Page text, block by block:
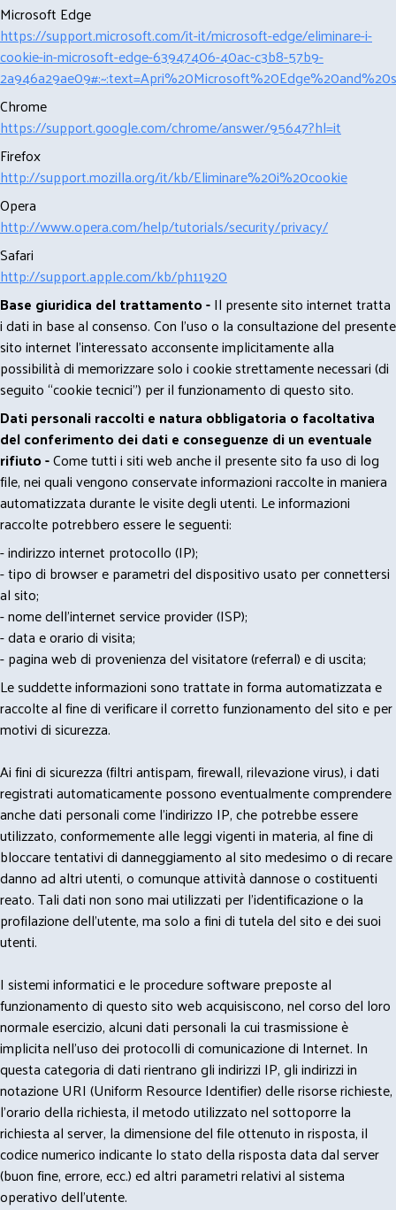
Microsoft Edge
https://support.microsoft.com/it-it/microsoft-edge/eliminare-i-
cookie-in-microsoft-edge-63947406-40ac-c3b8-57b9-
Chrome
https://support.google.com/chrome/answer/95647?hl=it
Firefox
http://support.mozilla.org/it/kb/Eliminare%20i%20cookie
Opera
http://www.opera.com/help/tutorials/security/privacy/
Safari
http://support.apple.com/kb/ph11920
Base giuridica del trattamento -Il presente sito internet tratta
i dati in base al consenso. Con l'uso o la consultazione del presente
sito internet l’interessato acconsente implicitamente alla
possibilità di memorizzare solo i cookie strettamente necessari (di
seguito “cookie tecnici”) per il funzionamento di questo sito.
Dati personali raccolti e natura obbligatoria o facoltativa
del conferimento dei dati e conseguenze di un eventuale
rifiuto -Come tutti i siti web anche il presente sito fa uso di log
file, nei quali vengono conservate informazioni raccolte in maniera
automatizzata durante le visite degli utenti. Le informazioni
raccolte potrebbero essere le seguenti:
- indirizzo internet protocollo (IP);
- tipo di browser e parametri del dispositivo usato per connettersi
al sito;
- nome dell'internet service provider (ISP);
- data e orario di visita;
- pagina web di provenienza del visitatore (referral) e di uscita;
Le suddette informazioni sono trattate in forma automatizzata e
raccolte al fine di verificare il corretto funzionamento del sito e per
motivi di sicurezza.
Ai fini di sicurezza (filtri antispam, firewall, rilevazione virus), i dati
registrati automaticamente possono eventualmente comprendere
anche dati personali come l'indirizzo IP, che potrebbe essere
utilizzato, conformemente alle leggi vigenti in materia, al fine di
bloccare tentativi di danneggiamento al sito medesimo o di recare
danno ad altri utenti, o comunque attività dannose o costituenti
reato. Tali dati non sono mai utilizzati per l'identificazione o la
profilazione dell'utente, ma solo a fini di tutela del sito e dei suoi
utenti.
I sistemi informatici e le procedure software preposte al
funzionamento di questo sito web acquisiscono, nel corso del loro
normale esercizio, alcuni dati personali la cui trasmissione è
implicita nell'uso dei protocolli di comunicazione di Internet. In
questa categoria di dati rientrano gli indirizzi IP, gli indirizzi in
notazione URI (Uniform Resource Identifier) delle risorse richieste,
l'orario della richiesta, il metodo utilizzato nel sottoporre la
richiesta al server, la dimensione del file ottenuto in risposta, il
codice numerico indicante lo stato della risposta data dal server
(buon fine, errore, ecc.) ed altri parametri relativi al sistema
operativo dell'utente.